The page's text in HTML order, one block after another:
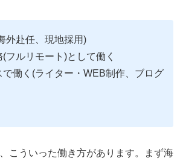
外赴任、現地採用)
(フルリモート)として働く
で働く(ライター・WEB制作、ブログ
こういった働き方があります。まず海